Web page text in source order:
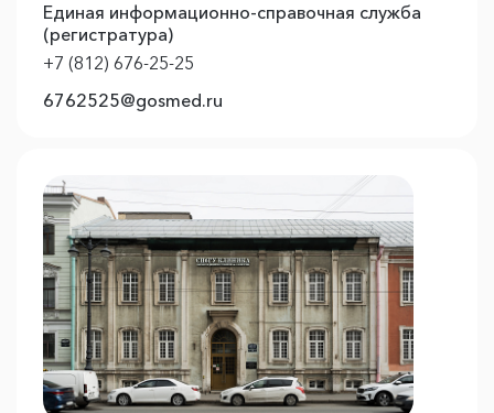
Единая информационно-справочная служба
(регистратура)
+7 (812) 676-25-25
6762525@gosmed.ru